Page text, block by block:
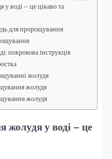
воді – це цікаво та
для пророщування
покрокова інструкція
жолудя
жолудя
жолудя
у воді – це